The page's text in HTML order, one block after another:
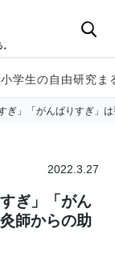
小学生の自由研究ま
ぎ」「がんばりすぎ」
2022.3.27
ぎ」「がん
師からの助